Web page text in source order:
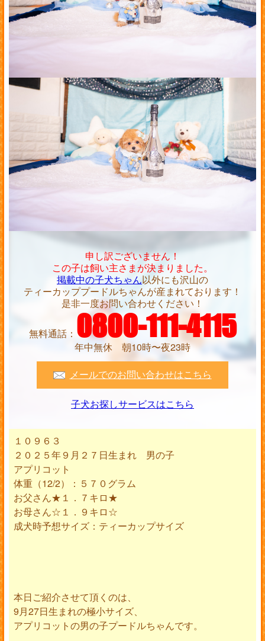
申し訳ございません！
この子は飼い主さまが決まりました。
掲載中の子犬ちゃん以外にも沢山の
ティーカッププードルちゃんが産まれております！
是非一度お問い合わせください！
無料通話： 0800-111-4115
年中無休 朝10時〜夜23時
メールでのお問い合わせはこちら
子犬お探しサービスはこちら
１０９６３
２０２５年９月２７日生まれ 男の子
アプリコット
体重（12/2）：５７０グラム
お父さん★１．７キロ★
お母さん☆１．９キロ☆
成犬時予想サイズ：ティーカップサイズ
本日ご紹介させて頂くのは、
9月27日生まれの極小サイズ、
アプリコットの男の子プードルちゃんです。